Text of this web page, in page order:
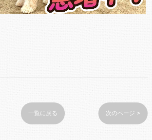
一覧に戻る 次のページ >